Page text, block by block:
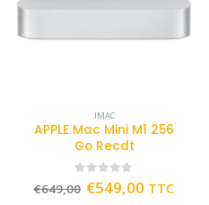
IMAC
APPLE Mac Mini M1 256
Go Recdt
out of 5
€649,00 €549,00 TTC